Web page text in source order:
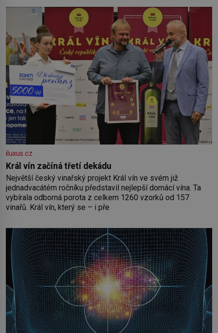
by pokoj miminka měl působit především klidně a útulně.
Předškolní věk je
iluxus.cz
Král vín začíná třetí dekádu
Největší český vinařský projekt Král vín ve svém již
jednadvacátém ročníku představil nejlepší domácí vína. Ta
vybírala odborná porota z celkem 1260 vzorků od 157
vinařů. Král vín, který se – i pře